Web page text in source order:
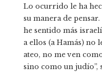
Lo ocurrido le ha
su manera de
he sentido más
a ellos (a Hamás) no
ateo, no me ven
sino como un judío”,